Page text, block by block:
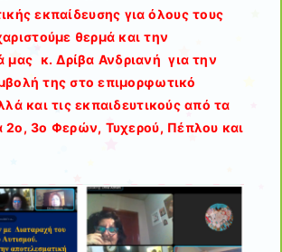
εκπαίδευσης για όλους τους
θερμά και την
μας κ. Δρίβα Ανδριανή για την
της στο επιμορφωτικό
και τις εκπαιδευτικούς από τα
2ο, 3ο Φερών, Τυχερού, Πέπλου και